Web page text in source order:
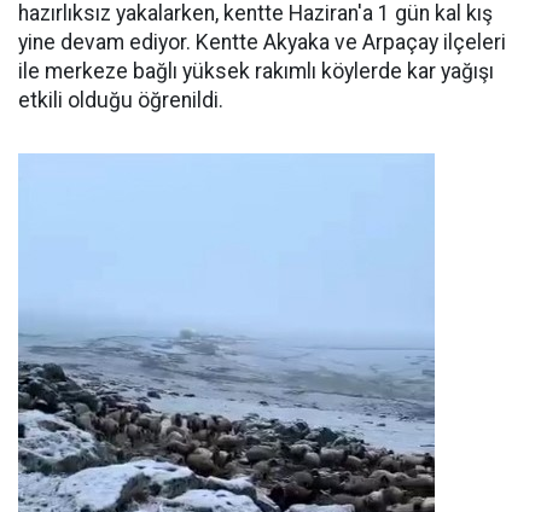
hazırlıksız yakalarken, kentte Haziran'a 1 gün kal kış
yine devam ediyor. Kentte Akyaka ve Arpaçay ilçeleri
ile merkeze bağlı yüksek rakımlı köylerde kar yağışı
etkili olduğu öğrenildi.